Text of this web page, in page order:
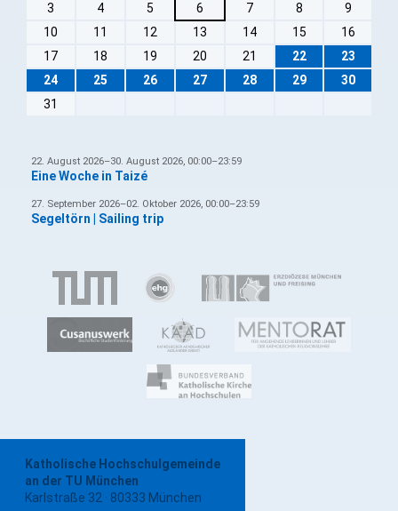
3
4 5 6 7 8
9
10
11 12 13 14 15
16
17
18 19 20 21 22
23
24
25 26 27 28 29
30
31
22. August 2026–30. August 2026, 00:00–23:59
Eine Woche in Taizé
27. September 2026–02. Oktober 2026, 00:00–23:59
Segeltörn | Sailing trip
Katholische Hochschulgemeinde
an der TU München
Karlstraße 32 · 80333 München